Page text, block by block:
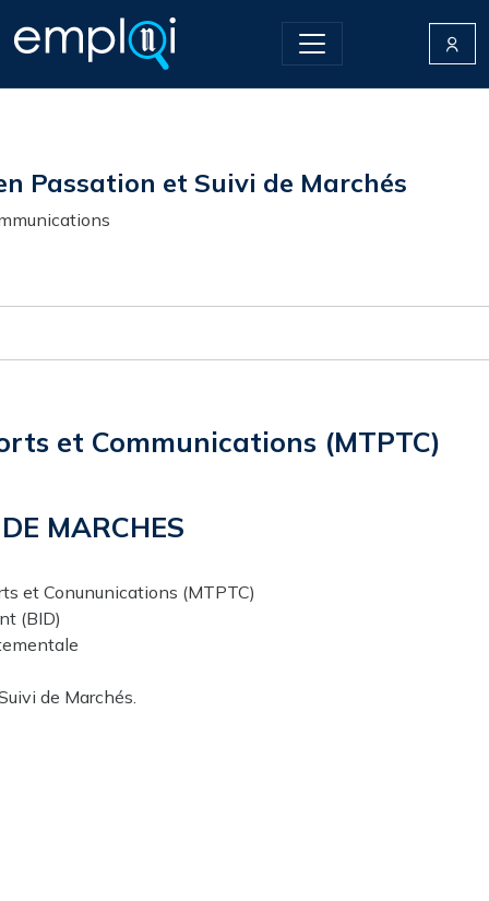
Passation et Suivi de Marchés
et Communications (MTPTC)
MARCHES
Conununications (MTPTC)
(BID)
de Marchés.